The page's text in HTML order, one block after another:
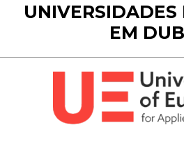
UNIVERSIDADES
EM